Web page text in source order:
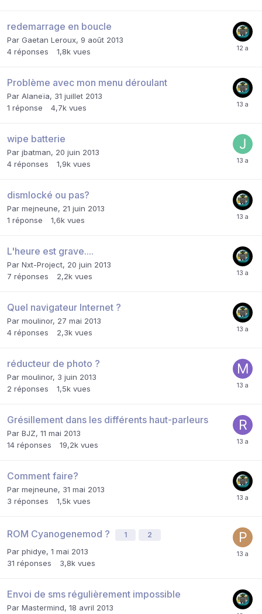
redemarrage en boucle
Par Gaetan Leroux, 9 août 2013
4 réponses 1,8k vues
Problème avec mon menu déroulant
Par Alaneïa, 31 juillet 2013
1 réponse 4,7k vues
wipe batterie
Par jbatman, 20 juin 2013
4 réponses 1,9k vues
dismlocké ou pas?
Par mejneune, 21 juin 2013
1 réponse 1,6k vues
L'heure est grave....
Par Nxt-Project, 20 juin 2013
7 réponses 2,2k vues
Quel navigateur Internet ?
Par moulinor, 27 mai 2013
4 réponses 2,3k vues
réducteur de photo ?
Par moulinor, 3 juin 2013
2 réponses 1,5k vues
Grésillement dans les différents haut-parleurs
Par BJZ, 11 mai 2013
14 réponses 19,2k vues
Comment faire?
Par mejneune, 31 mai 2013
3 réponses 1,5k vues
ROM Cyanogenemod ? 1 2
Par phidye, 1 mai 2013
31 réponses 3,8k vues
Envoi de sms régulièrement impossible
Par Mastermind, 18 avril 2013